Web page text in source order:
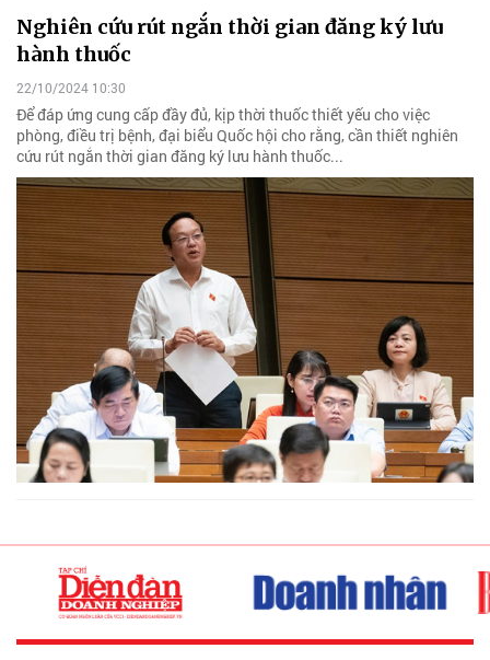
Nghiên cứu rút ngắn thời gian đăng ký lưu
hành thuốc
22/10/2024 10:30
Để đáp ứng cung cấp đầy đủ, kịp thời thuốc thiết yếu cho việc
phòng, điều trị bệnh, đại biểu Quốc hội cho rằng, cần thiết nghiên
cứu rút ngắn thời gian đăng ký lưu hành thuốc...